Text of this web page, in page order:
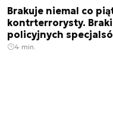
Brakuje niemal co
kontrterrorysty.
policyjnych
4 min.